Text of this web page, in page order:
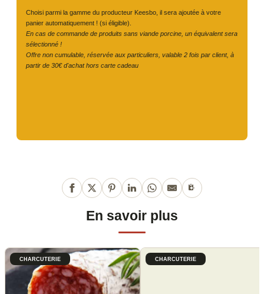
Choisi parmi la gamme du producteur Keesbo, il sera ajoutée à votre
panier automatiquement ! (si éligible).
En cas de commande de produits sans viande porcine, un équivalent sera
sélectionné !
Offre non cumulable, réservée aux particuliers, valable 2 fois par client, à
partir de 30€ d'achat hors carte cadeau
En savoir plus
CHARCUTERIE CHARCUTERIE